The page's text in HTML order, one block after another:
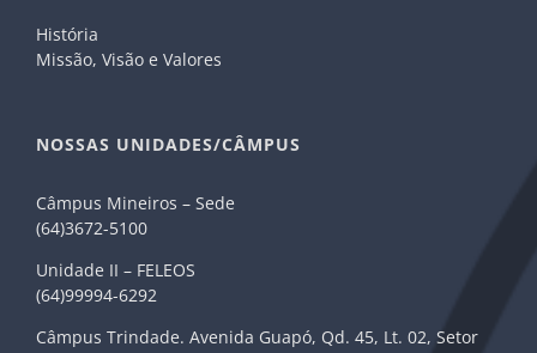
História
Missão, Visão e Valores
NOSSAS UNIDADES/CÂMPUS
Câmpus Mineiros – Sede
(64)3672-5100
Unidade II – FELEOS
(64)99994-6292
Câmpus Trindade. Avenida Guapó, Qd. 45, Lt. 02, Setor